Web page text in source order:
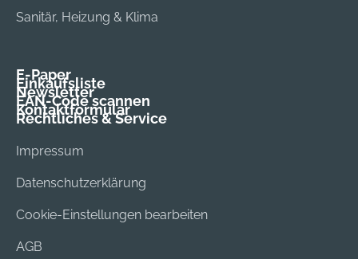
Sanitär, Heizung & Klima
E-Paper
Einkaufsliste
Newsletter
EAN-Code scannen
Kontaktformular
Rechtliches & Service
Impressum
Datenschutzerklärung
Cookie-Einstellungen bearbeiten
AGB